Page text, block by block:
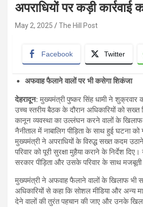
अपराधियों पर कड़ी कार्रवाई
May 2, 2025 The Hill Post
Facebook Twitter
अफवाह फैलाने वालों पर भी कसेगा शिकंजा
देहरादून: मुख्यमंत्री पुष्कर सिंह धामी ने शुक्रवार
उच्च स्तरीय बैठक के दौरान अधिकारियों को सख्त
कानून व्यवस्था का उल्लंघन करने वालों के खिलाफ
नैनीताल में नाबालिग पीड़िता के साथ हुई घटना
मुख्यमंत्री ने अपराधियों के विरुद्ध सख्त कदम
परिवार को पूरी सुरक्षा मुहैया कराने के निर्देश
सरकार पीड़िता और उसके परिवार के साथ
मुख्यमंत्री ने अफवाह फैलाने वालों के खिलाफ भी
अधिकारियों से कहा कि सोशल मीडिया और अन्य
देने वालों की तुरंत पहचान की जाए और उनके